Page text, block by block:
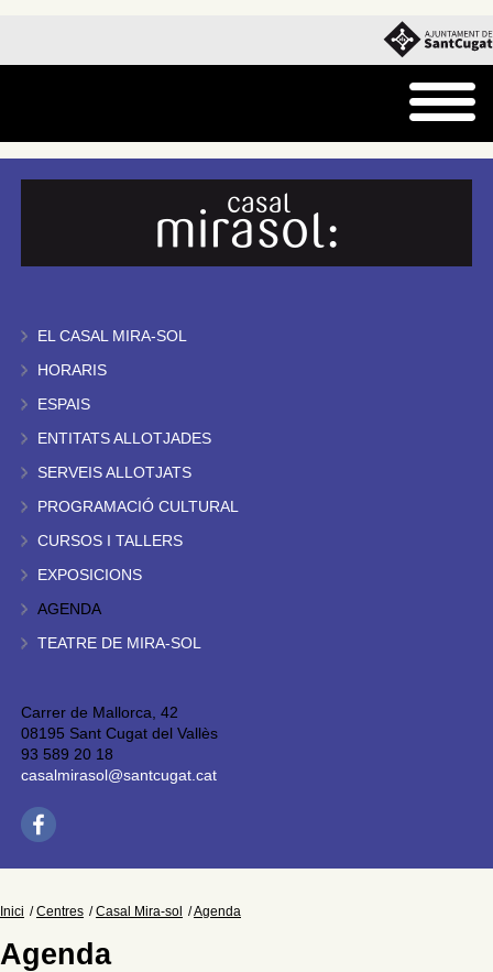
EL CASAL MIRA-SOL
HORARIS
ESPAIS
ENTITATS ALLOTJADES
SERVEIS ALLOTJATS
PROGRAMACIÓ CULTURAL
CURSOS I TALLERS
EXPOSICIONS
AGENDA
TEATRE DE MIRA-SOL
Carrer de Mallorca, 42
08195 Sant Cugat del Vallès
93 589 20 18
casalmirasol@santcugat.cat
Inici Centres Casal Mira-sol Agenda
Agenda